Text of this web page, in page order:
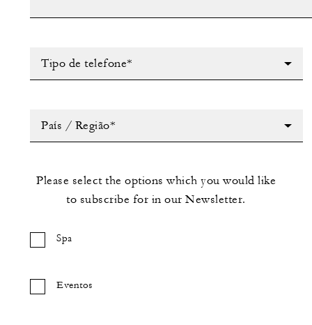
Tipo de telefone*
País / Região*
Please select the options which you would like
to subscribe for in our Newsletter.
Spa
Eventos